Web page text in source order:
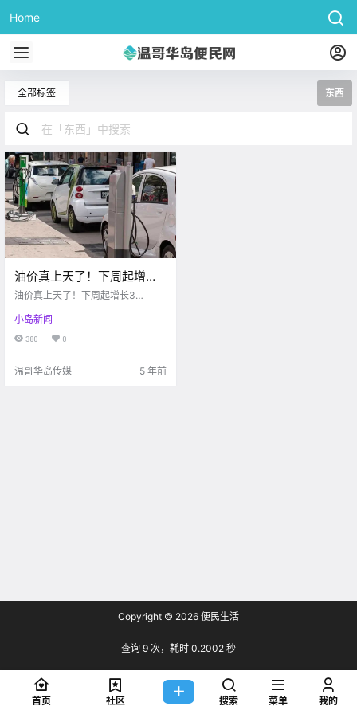
Home
全部标签 东西
油价真上天了！下周起增长
33%？！碳税这东西咋下不
油价真上天了！下周起增长3
小岛新闻
380 0
温哥华岛传媒 5 年前
Copyright © 2026 便民生活
查询 9 次，耗时 0.2002 秒
首页 社区 搜索 菜单 我的